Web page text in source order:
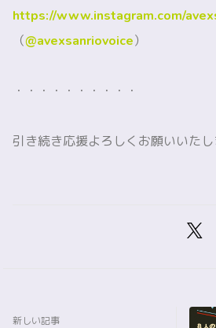
https://www.instagram.com/
（@avexsanriovoice）
・・・・・・・・・・
引き続き応援よろしくお願いいたし
新しい記事